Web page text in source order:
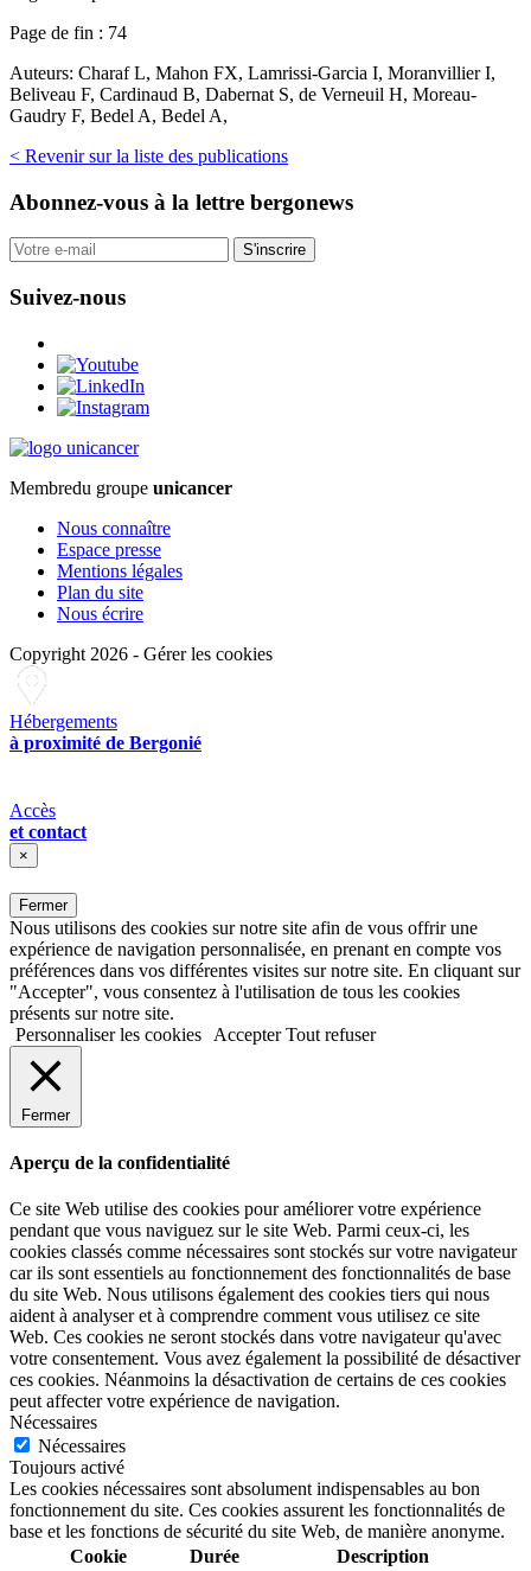
Page de fin : 74
Auteurs: Charaf L, Mahon FX, Lamrissi-Garcia I, Moranvillier I,
Beliveau F, Cardinaud B, Dabernat S, de Verneuil H, Moreau-
Gaudry F, Bedel A, Bedel A,
< Revenir sur la liste des publications
Abonnez-vous à la lettre bergonews
S'inscrire
Suivez-nous
Membredu groupe unicancer
Nous connaître
Espace presse
Mentions légales
Plan du site
Nous écrire
Copyright 2026 - Gérer les cookies
Hébergements
à proximité de Bergonié
Accès
et contact
×
Fermer
Nous utilisons des cookies sur notre site afin de vous offrir une
expérience de navigation personnalisée, en prenant en compte vos
préférences dans vos différentes visites sur notre site. En cliquant sur
"Accepter", vous consentez à l'utilisation de tous les cookies
présents sur notre site.
Personnaliser les cookies
Accepter Tout refuser
Fermer
Aperçu de la confidentialité
Ce site Web utilise des cookies pour améliorer votre expérience
pendant que vous naviguez sur le site Web. Parmi ceux-ci, les
cookies classés comme nécessaires sont stockés sur votre navigateur
car ils sont essentiels au fonctionnement des fonctionnalités de base
du site Web. Nous utilisons également des cookies tiers qui nous
aident à analyser et à comprendre comment vous utilisez ce site
Web. Ces cookies ne seront stockés dans votre navigateur qu'avec
votre consentement. Vous avez également la possibilité de désactiver
ces cookies. Néanmoins la désactivation de certains de ces cookies
peut affecter votre expérience de navigation.
Nécessaires
Nécessaires
Toujours activé
Les cookies nécessaires sont absolument indispensables au bon
fonctionnement du site. Ces cookies assurent les fonctionnalités de
base et les fonctions de sécurité du site Web, de manière anonyme.
Cookie
Durée Description